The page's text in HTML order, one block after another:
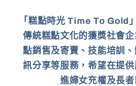
「糕點時光 Time To Gold
傳統糕點文化的獲獎社會
點銷售及寄賣、技能培訓
訊分享等服務，希望在提
進婦女充權及長者